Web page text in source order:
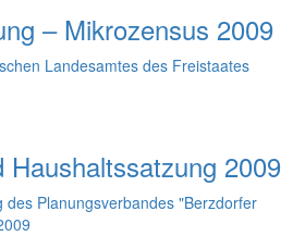
– Mikrozensus 2009
Landesamtes des Freistaates
Haushaltssatzung 2009
des Planungsverbandes "Berzdorfer